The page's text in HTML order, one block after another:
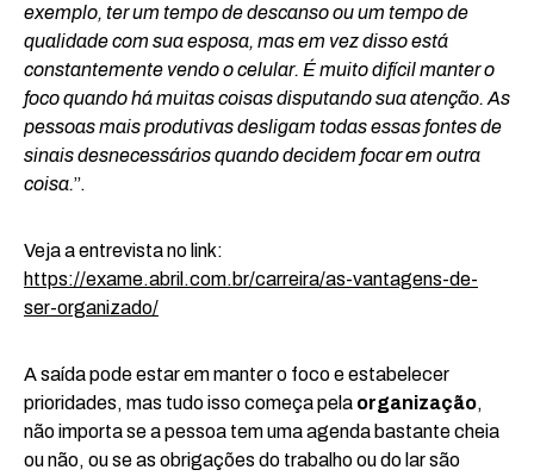
exemplo, ter um tempo de descanso ou um tempo de
qualidade com sua esposa, mas em vez disso está
constantemente vendo o celular. É muito difícil manter o
foco quando há muitas coisas disputando sua atenção. As
pessoas mais produtivas desligam todas essas fontes de
sinais desnecessários quando decidem focar em outra
coisa.”.
Veja a entrevista no link:
https://exame.abril.com.br/carreira/as-vantagens-de-
ser-organizado/
A saída pode estar em manter o foco e estabelecer
prioridades, mas tudo isso começa pela organização,
não importa se a pessoa tem uma agenda bastante cheia
ou não, ou se as obrigações do trabalho ou do lar são